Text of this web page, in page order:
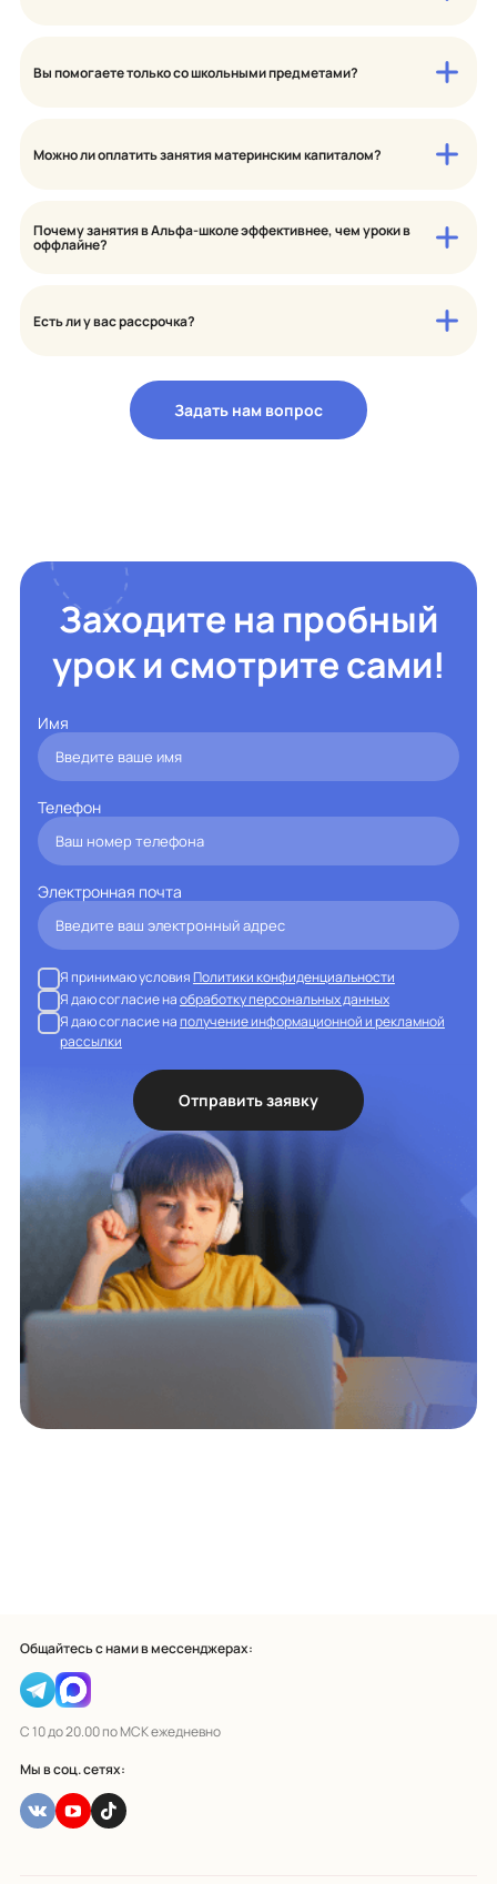
Вы помогаете только со школьными предметами?
Можно ли оплатить занятия материнским капиталом?
Почему занятия в Альфа-школе эффективнее, чем уроки в
оффлайне?
Есть ли у вас рассрочка?
Задать нам вопрос
Заходите на пробный
урок и смотрите сами!
Имя
Телефон
Электронная почта
Я принимаю условияПолитики конфиденциальности
Я даю согласие наобработку персональных данных
Я даю согласие наполучение информационной и рекламной
рассылки
Отправить заявку
Общайтесь с нами в мессенджерах:
С 10 до 20.00 по МСК ежедневно
Мы в соц. сетях: